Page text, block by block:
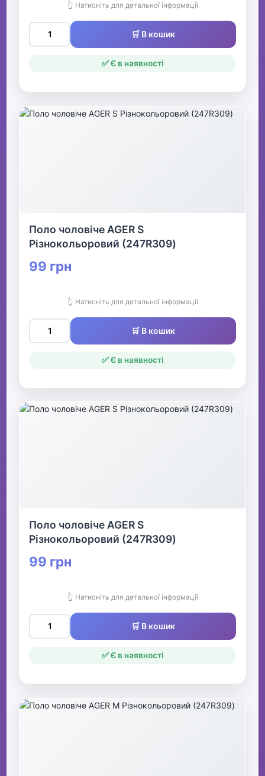
👆 Натисніть для детальної інформації
🛒 В кошик
✅ Є в наявності
Поло чоловіче AGER S
Різнокольоровий (247R309)
99 грн
👆 Натисніть для детальної інформації
🛒 В кошик
✅ Є в наявності
Поло чоловіче AGER S
Різнокольоровий (247R309)
99 грн
👆 Натисніть для детальної інформації
🛒 В кошик
✅ Є в наявності